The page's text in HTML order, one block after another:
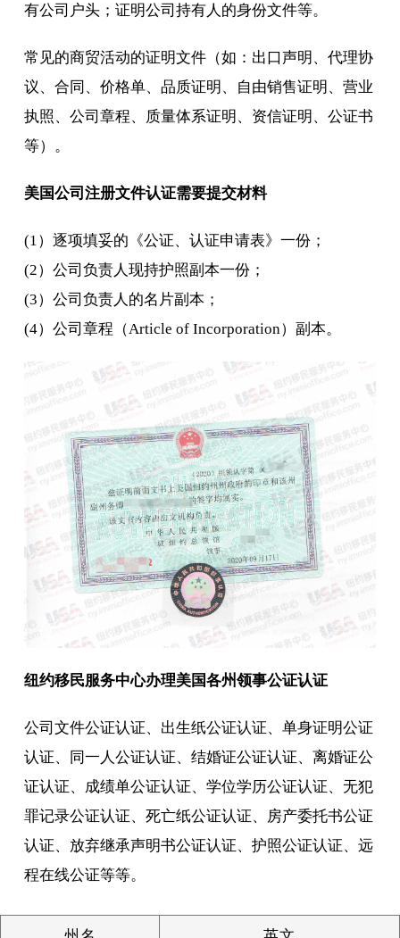
有公司户头；证明公司持有人的身份文件等。
常见的商贸活动的证明文件（如：出口声明、代理协
议、合同、价格单、品质证明、自由销售证明、营业
执照、公司章程、质量体系证明、资信证明、公证书
等）。
美国公司注册文件认证需要提交材料
(1）逐项填妥的《公证、认证申请表》一份；
(2）公司负责人现持护照副本一份；
(3）公司负责人的名片副本；
(4）公司章程（Article of Incorporation）副本。
纽约移民服务中心办理美国各州领事公证认证
公司文件公证认证、出生纸公证认证、单身证明公证
认证、同一人公证认证、结婚证公证认证、离婚证公
证认证、成绩单公证认证、学位学历公证认证、无犯
罪记录公证认证、死亡纸公证认证、房产委托书公证
认证、放弃继承声明书公证认证、护照公证认证、远
程在线公证等等。